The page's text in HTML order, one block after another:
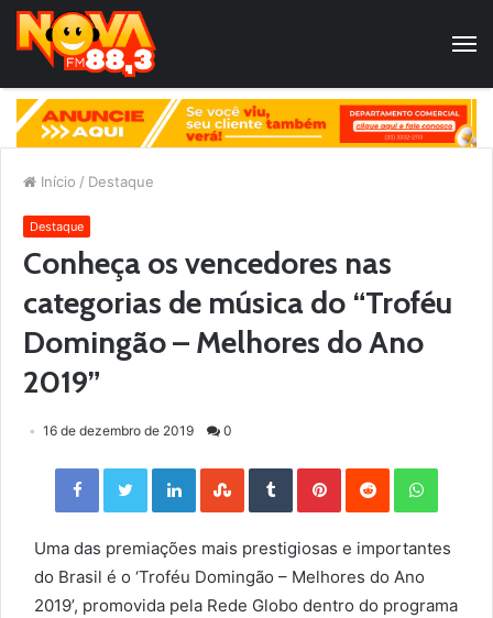
Início / Destaque
Destaque
Conheça os vencedores nas
categorias de música do “Troféu
Domingão – Melhores do Ano
2019”
16 de dezembro de 2019 0
Facebook Twitter LinkedIn StumbleUpon Tumblr Pinterest Reddit
Uma das premiações mais prestigiosas e importantes
do Brasil é o ‘Troféu Domingão – Melhores do Ano
2019’, promovida pela Rede Globo dentro do programa